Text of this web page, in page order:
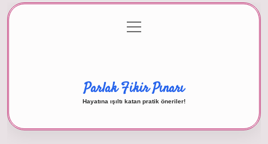
Gizlilik Politikası
menüyü
aç
Parlak Fikir Pınarı
Hayatına ışıltı katan pratik öneriler!